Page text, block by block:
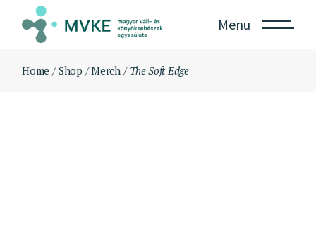
content
Menu
Home Shop Merch The Soft Edge